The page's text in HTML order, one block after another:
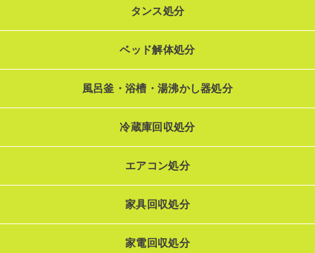
タンス処分
ベッド解体処分
風呂釜・浴槽・湯沸かし器処分
冷蔵庫回収処分
エアコン処分
家具回収処分
家電回収処分